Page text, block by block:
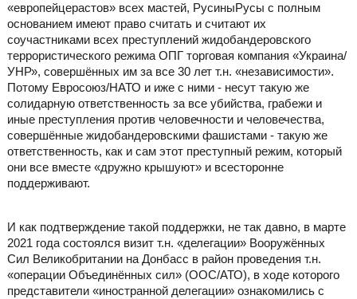
«европейцерастов» всех мастей, РусиныРусы с полным
основанием имеют право считать и считают их
соучастниками всех преступлений жидобандеровского
террористического режима ОПГ торговая компания «Украина/
УНР», совершённых им за все 30 лет т.н. «независимости».
Потому Евросоюз/НАТО и иже с ними - несут такую же
солидарную ответственность за все убийства, грабежи и
иные преступления против человечности и человечества,
совершённые жидобандеровскими фашистами - такую же
ответственность, как и сам этот преступный режим, который
они все вместе «дружно крышуют» и всесторонне
поддерживают.
И как подтверждение такой поддержки, не так давно, в марте
2021 года состоялся визит т.н. «делегации» Вооружённых
Сил Великобритании на Донбасс в район проведения т.н.
«операции Объединённых сил» (ООС/АТО), в ходе которого
представители «иностранной делегации» ознакомились с